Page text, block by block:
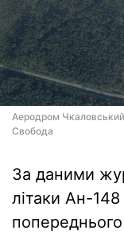
Аеродром
Свобода
За даними
літаки Ан-148